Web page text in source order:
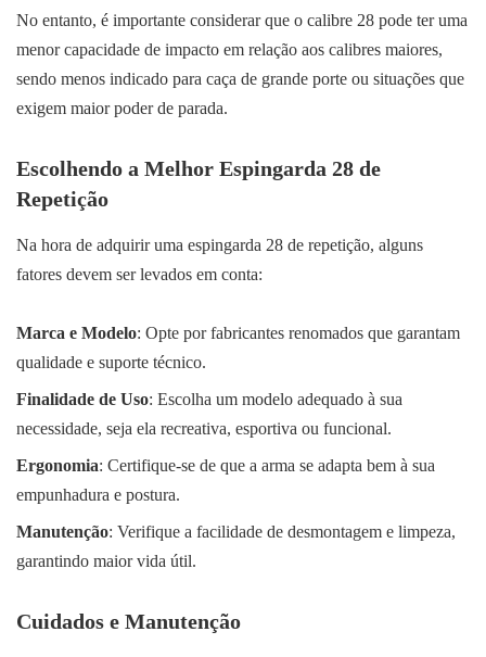
No entanto, é importante considerar que o calibre 28 pode ter uma
menor capacidade de impacto em relação aos calibres maiores,
sendo menos indicado para caça de grande porte ou situações que
exigem maior poder de parada.
Escolhendo a Melhor Espingarda 28 de
Repetição
Na hora de adquirir uma espingarda 28 de repetição, alguns
fatores devem ser levados em conta:
Marca e Modelo: Opte por fabricantes renomados que garantam
qualidade e suporte técnico.
Finalidade de Uso: Escolha um modelo adequado à sua
necessidade, seja ela recreativa, esportiva ou funcional.
Ergonomia: Certifique-se de que a arma se adapta bem à sua
empunhadura e postura.
Manutenção: Verifique a facilidade de desmontagem e limpeza,
garantindo maior vida útil.
Cuidados e Manutenção